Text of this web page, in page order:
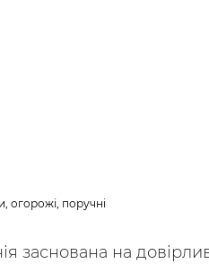
огорожі, поручні
заснована на